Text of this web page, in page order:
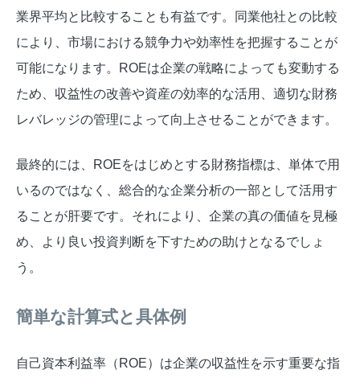
業界平均と比較することも有益です。同業他社との比較
により、市場における競争力や効率性を把握することが
可能になります。ROEは企業の戦略によっても変動する
ため、収益性の改善や資産の効率的な活用、適切な財務
レバレッジの管理によって向上させることができます。
最終的には、ROEをはじめとする財務指標は、単体で用
いるのではなく、総合的な企業分析の一部として活用す
ることが肝要です。それにより、企業の真の価値を見極
め、より良い投資判断を下すための助けとなるでしょ
う。
簡単な計算式と具体例
自己資本利益率（ROE）は企業の収益性を示す重要な指